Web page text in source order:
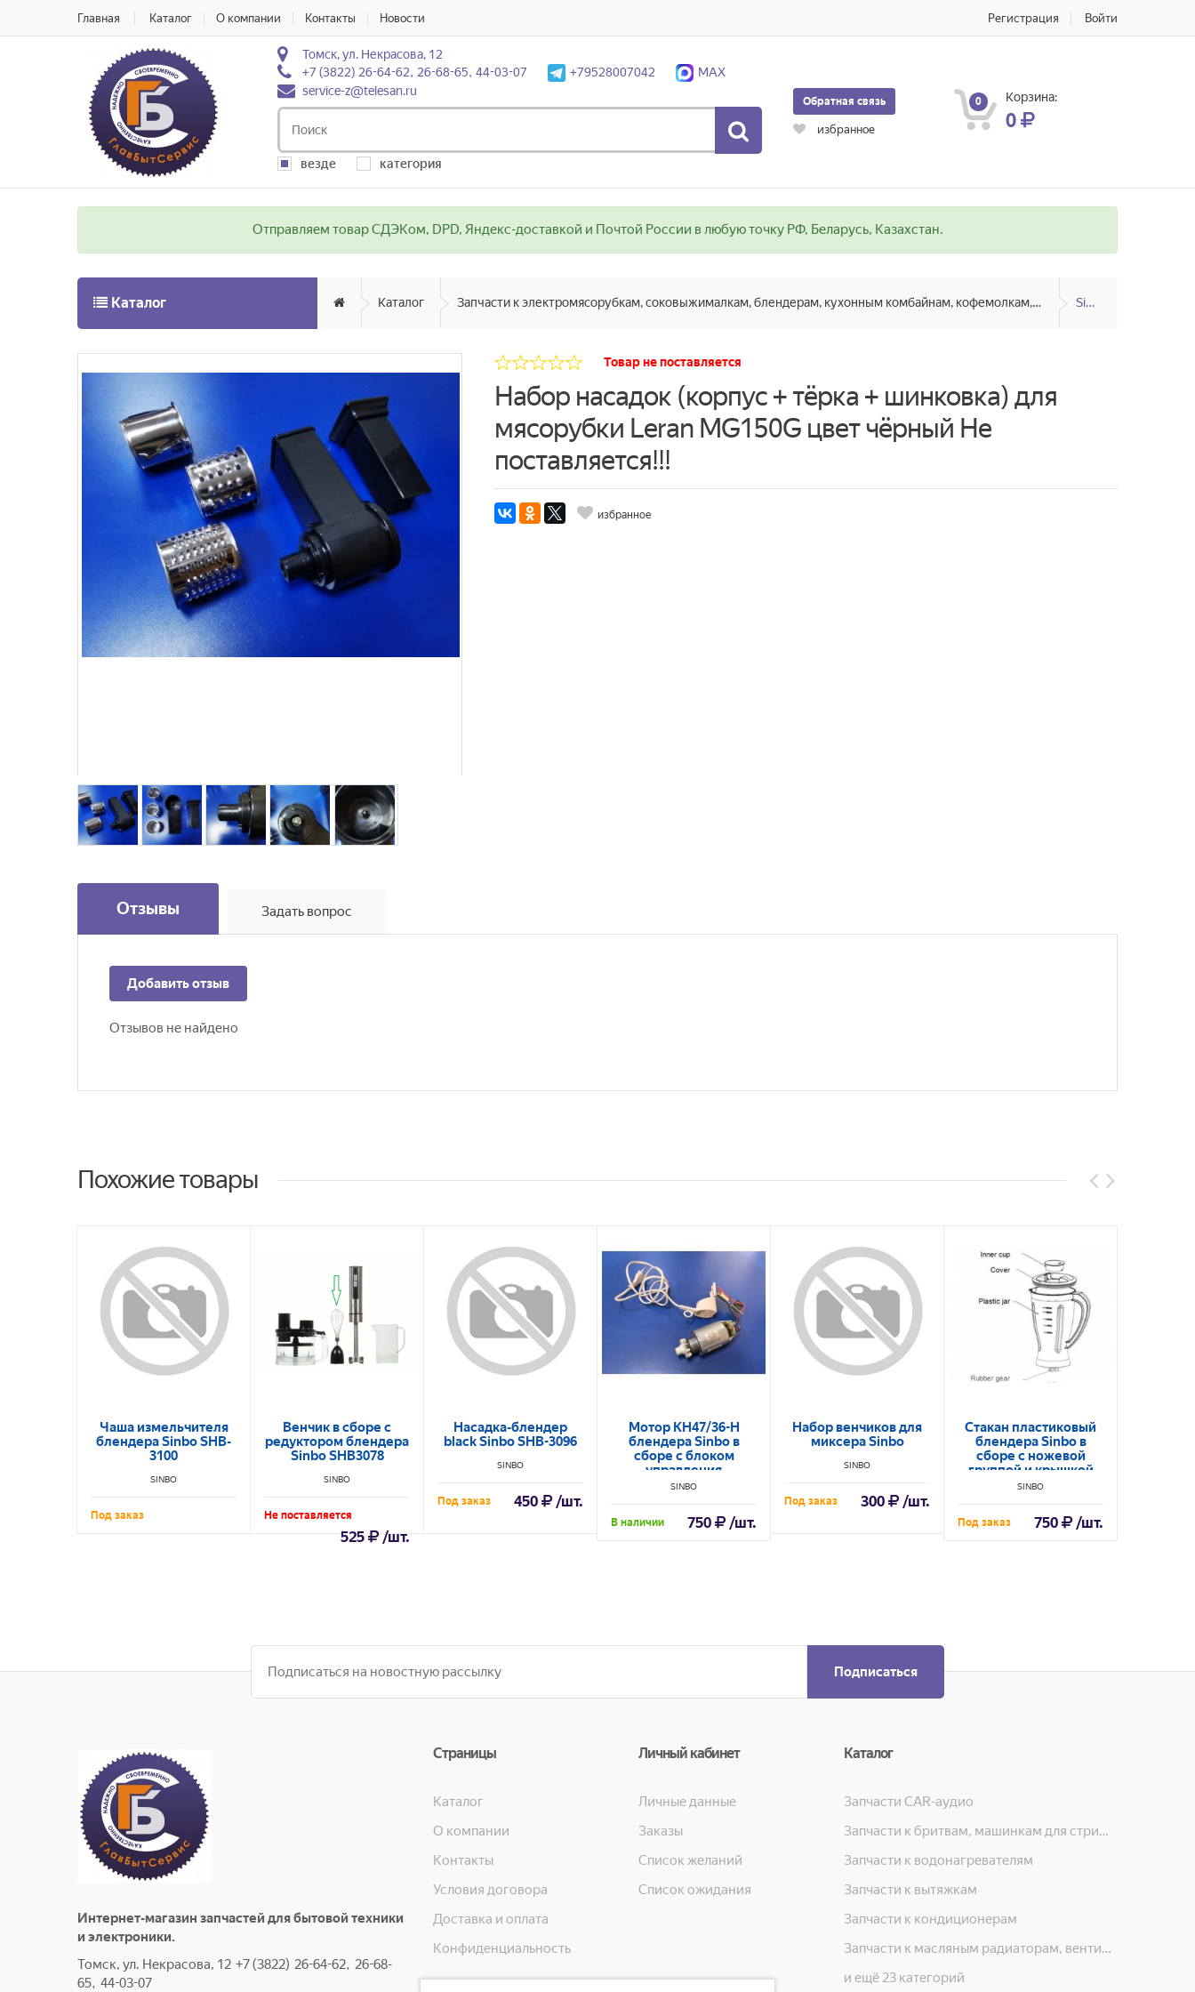
Главная Каталог О компании Контакты Новости Регистрация Войти
Томск, ул. Некрасова, 12
+7 (3822) 26-64-62, 26-68-65, 44-03-07
+79528007042
MAX
service-z@telesan.ru
везде категория
Обратная связь
избранное
0 Корзина:
0
Отправляем товар СДЭКом, DPD, Яндекс-доставкой и Почтой России в любую точку РФ, Беларусь, Казахстан.
Каталог Каталог Запчасти к электромясорубкам, соковыжималкам, блендерам, кухонным комбайнам, кофемолкам, пароваркам Sinbo
Товар не поставляется
Набор насадок (корпус + тёрка + шинковка) для
мясорубки Leran MG150G цвет чёрный Не
поставляется!!!
избранное
Отзывы Задать вопрос
Добавить отзыв
Отзывов не найдено
Похожие товары
Чаша измельчителя
блендера Sinbo SHB-
3100
SINBO
Под заказ
Венчик в сборе с
редуктором блендера
Sinbo SHB3078
SINBO
Не поставляется
525 /шт.
Насадка-блендер
black Sinbo SHB-3096
SINBO
Под заказ 450 /шт.
Мотор KH47/36-H
блендера Sinbo в
сборе с блоком
управления
HB988(GS)-21 REV:A
SINBO
В наличии 750 /шт.
Набор венчиков для
миксера Sinbo
SINBO
Под заказ 300 /шт.
Стакан пластиковый
блендера Sinbo в
сборе с ножевой
группой и крышкой
для SHB3090
SINBO
Под заказ 750 /шт.
Подписаться
Интернет-магазин запчастей для бытовой техники
и электроники.
Томск, ул. Некрасова, 12 +7 (3822) 26-64-62, 26-68-
65, 44-03-07
Страницы
Каталог
О компании
Контакты
Условия договора
Доставка и оплата
Конфиденциальность
Личный кабинет
Личные данные
Заказы
Список желаний
Список ожидания
Каталог
Запчасти CAR-аудио
Запчасти к бритвам, машинкам для стрижки, фенам, эпиляторам, зубным щёткам
Запчасти к водонагревателям
Запчасти к вытяжкам
Запчасти к кондиционерам
Запчасти к масляным радиаторам, вентиляторам, увлажнителям воздуха и теплотехнике
и ещё 23 категорий